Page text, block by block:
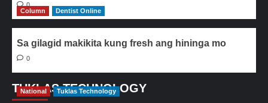
0
Column
Dentist Online
Sa gilagid makikita kung fresh ang hininga mo
0
TUKLAS TECHNOLOGY
National Tuklas Technology